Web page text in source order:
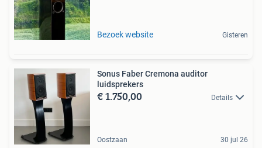
Bezoek website Gisteren
Sonus Faber Cremona auditor
luidsprekers
€ 1.750,00 Details
Oostzaan 30 jul 26